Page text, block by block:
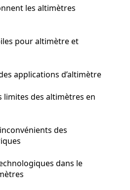
les altimètres
pour altimètre et
applications d’altimètre
limites des altimètres en
des
dans le